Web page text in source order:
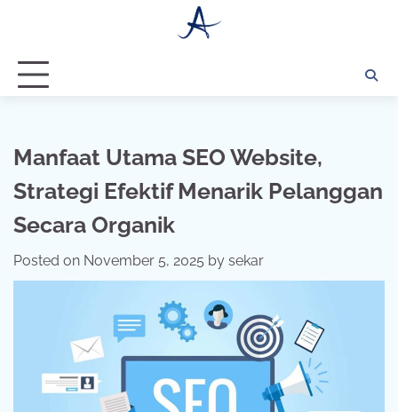
Manfaat Utama SEO Website,
Strategi Efektif Menarik Pelanggan
Secara Organik
Posted on November 5, 2025 by sekar